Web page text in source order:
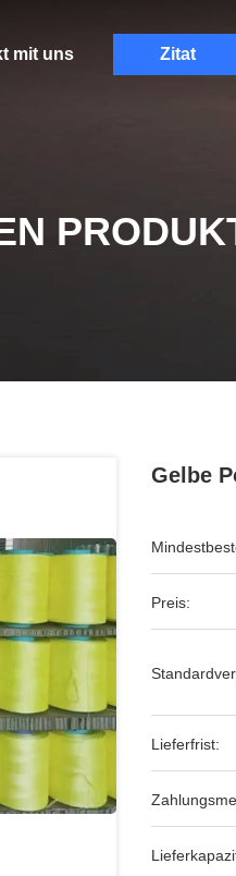
mit uns Zitat
Gelbe
Preis:
Lieferfrist: